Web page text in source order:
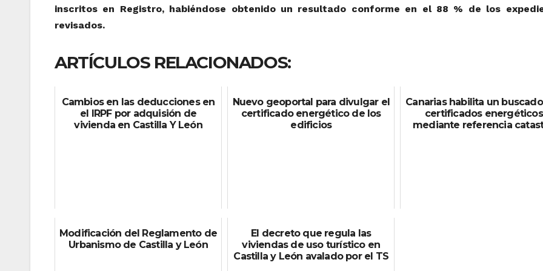
inscritos en Registro, habiéndose obtenido un resultado conforme en el 88 % de los
revisados.
ARTÍCULOS RELACIONADOS:
Cambios en las deducciones en
el IRPF por adquisión de
vivienda en Castilla Y León
Nuevo geoportal para divulgar el
certificado energético de los
edificios
Canarias habilita un
certificados energéticos
mediante referencia
Modificación del Reglamento de
Urbanismo de Castilla y León
El decreto que regula las
viviendas de uso turístico en
Castilla y León avalado por el TS